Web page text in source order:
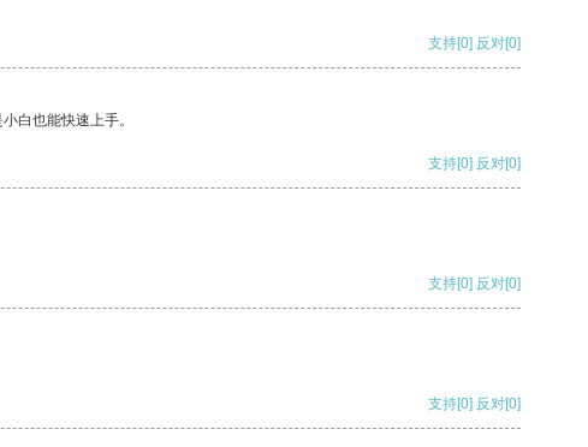
支持[0] 反对[0]
白也能快速上手。
支持[0] 反对[0]
支持[0] 反对[0]
支持[0] 反对[0]